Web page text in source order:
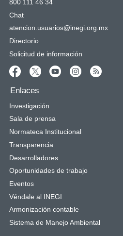
800 111 46 34
Chat
atencion.usuarios@inegi.org.mx
Directorio
Solicitud de información
Enlaces
Investigación
Sala de prensa
Normateca Institucional
Transparencia
Desarrolladores
Oportunidades de trabajo
Eventos
Véndale al INEGI
Armonización contable
Sistema de Manejo Ambiental